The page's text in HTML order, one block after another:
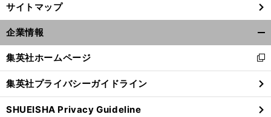
前
サイトマップ
企業情報
閉
る
集英社ホームページ
新
し
い
ウ
ィ
集英社プライバシーガイドライン
SHUEISHA Privacy Guideline